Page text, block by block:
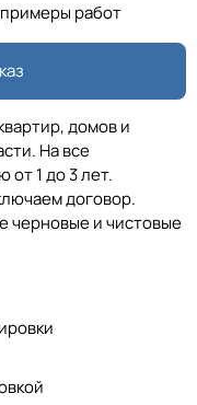
работ
домов и
На все
1 до 3 лет.
договор.
черновые и чистовые